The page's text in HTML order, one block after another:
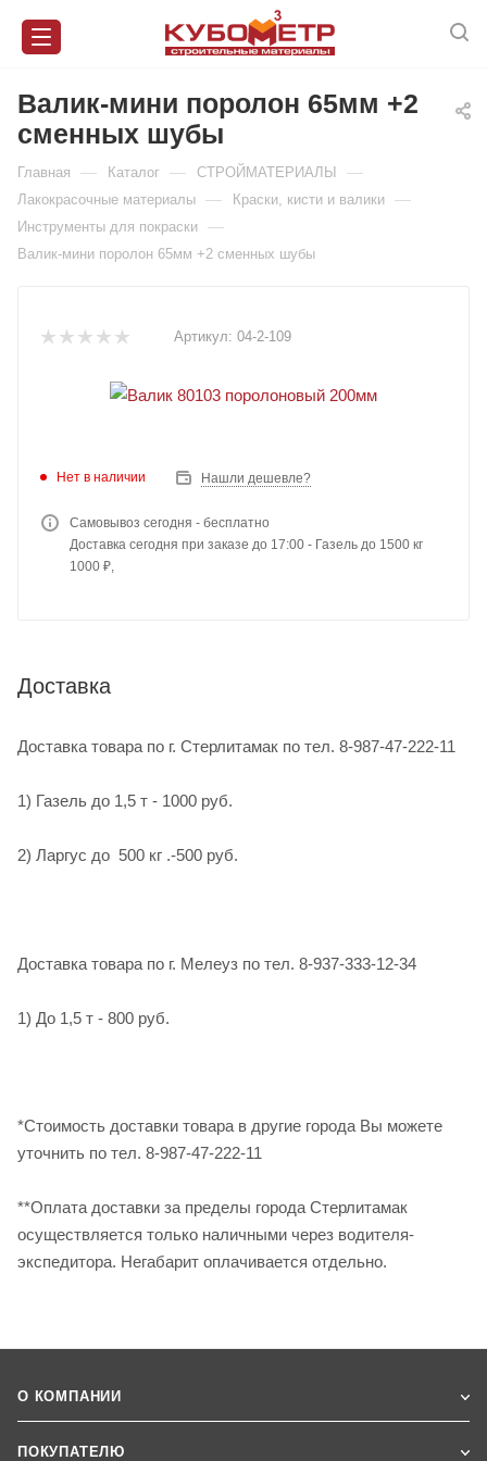
Валик-мини поролон 65мм +2
сменных шубы
Главная — Каталог — СТРОЙМАТЕРИАЛЫ —
Лакокрасочные материалы — Краски, кисти и валики —
Инструменты для покраски —
Валик-мини поролон 65мм +2 сменных шубы
Артикул: 04-2-109
Нет в наличии Нашли дешевле?
Самовывоз сегодня - бесплатно
Доставка сегодня при заказе до 17:00 - Газель до 1500 кг
1000 ₽,
Доставка
Доставка товара по г. Стерлитамак по тел. 8-987-47-222-11
1) Газель до 1,5 т - 1000 руб.
2) Ларгус до 500 кг .-500 руб.
Доставка товара по г. Мелеуз по тел. 8-937-333-12-34
1) До 1,5 т - 800 руб.
*Стоимость доставки товара в другие города Вы можете
уточнить по тел. 8-987-47-222-11
**Оплата доставки за пределы города Стерлитамак
осуществляется только наличными через водителя-
экспедитора. Негабарит оплачивается отдельно.
О КОМПАНИИ
ПОКУПАТЕЛЮ